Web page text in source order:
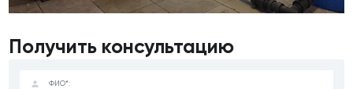
Получить консультацию